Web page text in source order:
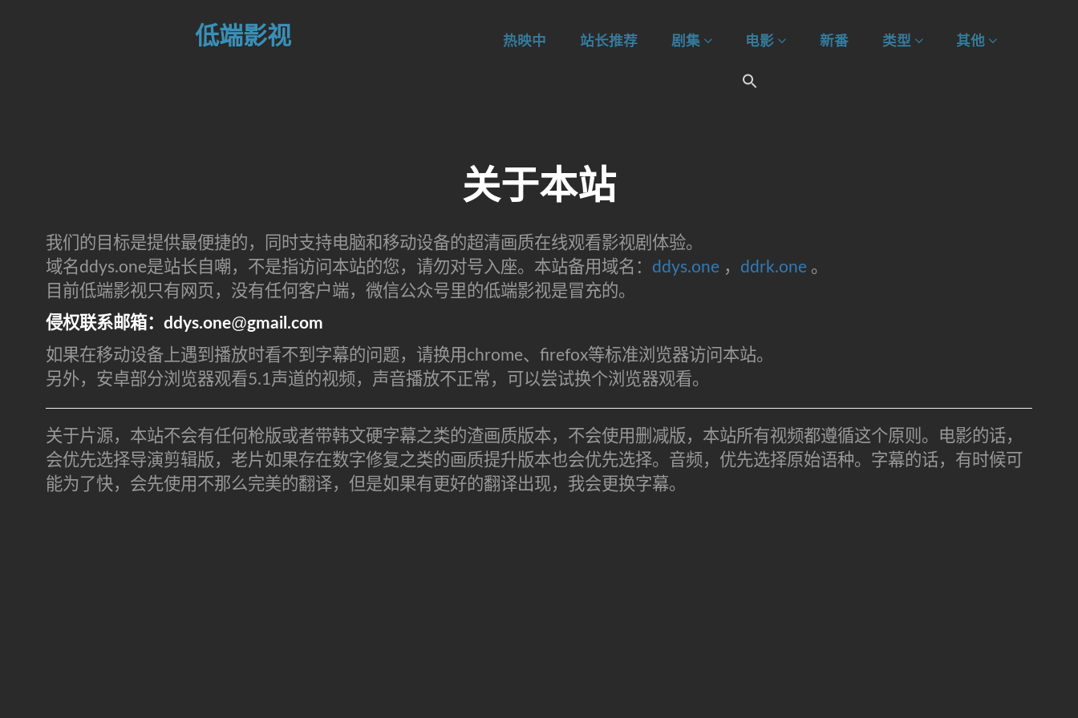
低端影视 热映中 站长推荐 剧集 电影 新番 类型 其他
关于本站
我们的目标是提供最便捷的，同时支持电脑和移动设备的超清画质在线观看影视剧体验。
域名ddys.one是站长自嘲，不是指访问本站的您，请勿对号入座。本站备用域名： ddys.one， ddrk.one。
目前低端影视只有网页，没有任何客户端，微信公众号里的低端影视是冒充的。
侵权联系邮箱：ddys.one
gmail.com
如果在移动设备上遇到播放时看不到字幕的问题，请换用chrome、firefox等标准浏览器访问本站。
另外，安卓部分浏览器观看5.1声道的视频，声音播放不正常，可以尝试换个浏览器观看。
关于片源，本站不会有任何枪版或者带韩文硬字幕之类的渣画质版本，不会使用删减版，本站所有视频都遵循这个原则。电影的话，
会优先选择导演剪辑版，老片如果存在数字修复之类的画质提升版本也会优先选择。音频，优先选择原始语种。字幕的话，有时候可
能为了快，会先使用不那么完美的翻译，但是如果有更好的翻译出现，我会更换字幕。